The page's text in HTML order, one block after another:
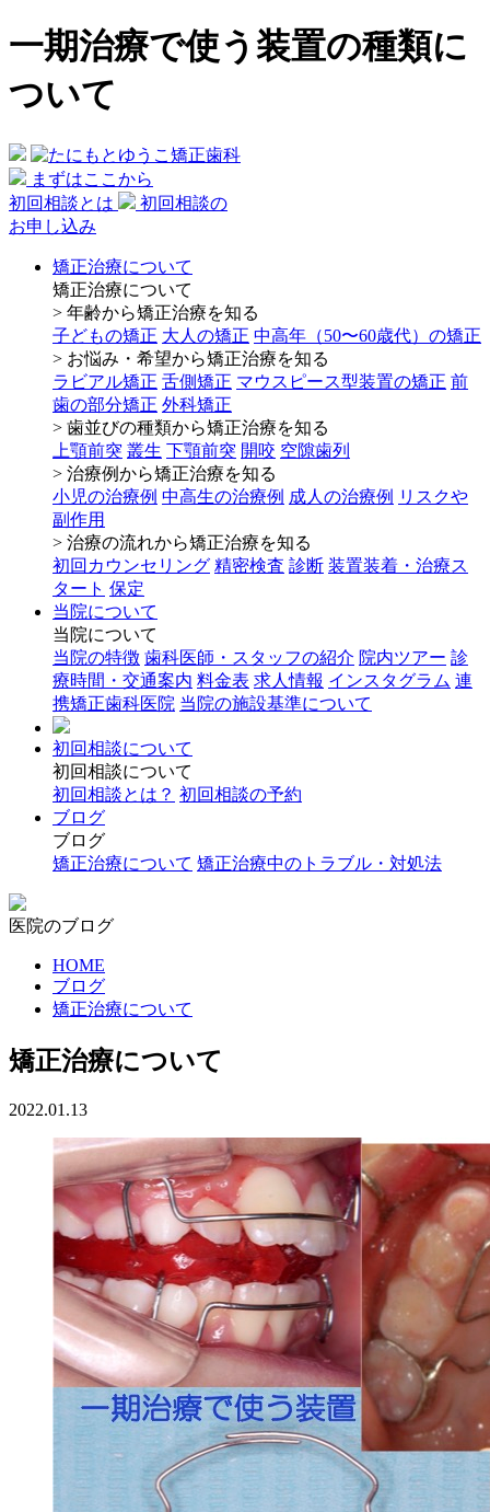
一期治療で使う装置の種類に
ついて
まずはここから
初回相談とは
初回相談の
お申し込み
矯正治療について
矯正治療について
> 年齢から矯正治療を知る
子どもの矯正 大人の矯正 中高年（50〜60歳代）の矯正
> お悩み・希望から矯正治療を知る
ラビアル矯正 舌側矯正 マウスピース型装置の矯正 前
歯の部分矯正 外科矯正
> 歯並びの種類から矯正治療を知る
上顎前突 叢生 下顎前突 開咬 空隙歯列
> 治療例から矯正治療を知る
小児の治療例 中高生の治療例 成人の治療例 リスクや
副作用
> 治療の流れから矯正治療を知る
初回カウンセリング 精密検査 診断 装置装着・治療ス
タート 保定
当院について
当院について
当院の特徴 歯科医師・スタッフの紹介 院内ツアー 診
療時間・交通案内 料金表 求人情報 インスタグラム 連
携矯正歯科医院 当院の施設基準について
初回相談について
初回相談について
初回相談とは？ 初回相談の予約
ブログ
ブログ
矯正治療について 矯正治療中のトラブル・対処法
医院のブログ
HOME
ブログ
矯正治療について
矯正治療について
2022.01.13